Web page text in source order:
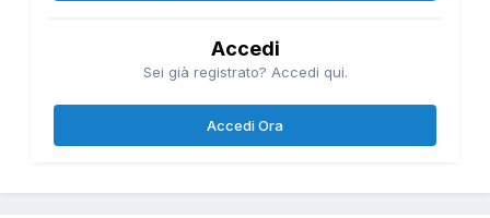
Accedi
Sei già registrato? Accedi qui.
Accedi Ora